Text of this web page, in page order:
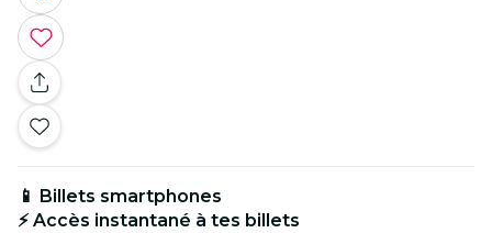
📱 Billets smartphones
⚡ Accès instantané à tes billets